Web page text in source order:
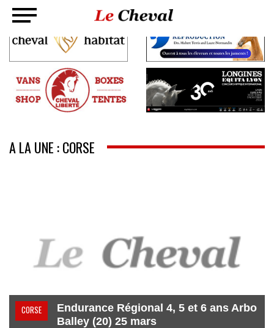
A LA UNE : CORSE
CORSE
Endurance Régional 4, 5 et 6 ans Arbo
Balley (20) 25 mars